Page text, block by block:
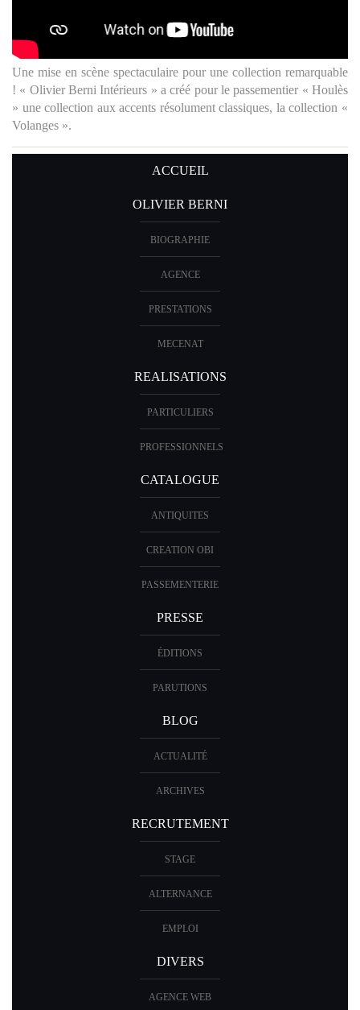
Une mise en scène spectaculaire pour une collection remarquable
! « Olivier Berni Intérieurs » a créé pour le passementier « Houlès
» une collection aux accents résolument classiques, la collection «
Volanges ».
ACCUEIL
OLIVIER BERNI
BIOGRAPHIE
AGENCE
PRESTATIONS
MECENAT
REALISATIONS
PARTICULIERS
PROFESSIONNELS
CATALOGUE
ANTIQUITES
CREATION OBI
PASSEMENTERIE
PRESSE
ÉDITIONS
PARUTIONS
BLOG
ACTUALITÉ
ARCHIVES
RECRUTEMENT
STAGE
ALTERNANCE
EMPLOI
DIVERS
AGENCE WEB